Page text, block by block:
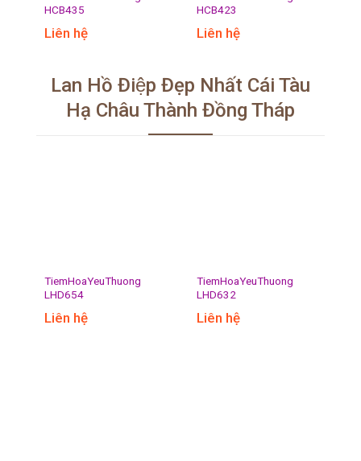
HCB435
Liên hệ
HCB423
Liên hệ
Lan Hồ Điệp Đẹp Nhất Cái Tàu
Hạ Châu Thành Đồng Tháp
TiemHoaYeuThuong
LHD654
Liên hệ
TiemHoaYeuThuong
LHD632
Liên hệ